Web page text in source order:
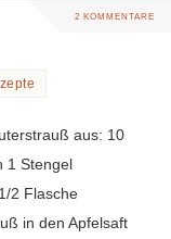
2 KOMMENTARE
aus: 10
1 Stengel
2 Flasche
in den Apfelsaft